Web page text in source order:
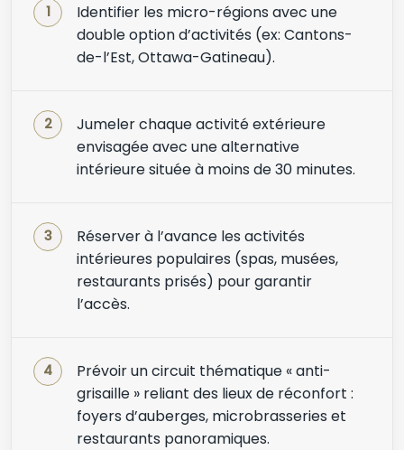
Identifier les micro-régions avec une
double option d’activités (ex: Cantons-
de-l’Est, Ottawa-Gatineau).
Jumeler chaque activité extérieure
envisagée avec une alternative
intérieure située à moins de 30 minutes.
Réserver à l’avance les activités
intérieures populaires (spas, musées,
restaurants prisés) pour garantir
l’accès.
Prévoir un circuit thématique « anti-
grisaille » reliant des lieux de réconfort :
foyers d’auberges, microbrasseries et
restaurants panoramiques.